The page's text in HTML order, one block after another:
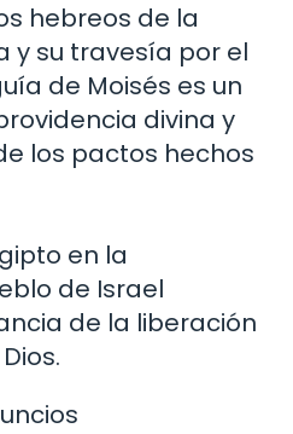
hebreos de la
y su travesía por el
de Moisés es un
divina y
los pactos hechos
en la
de Israel
de la liberación